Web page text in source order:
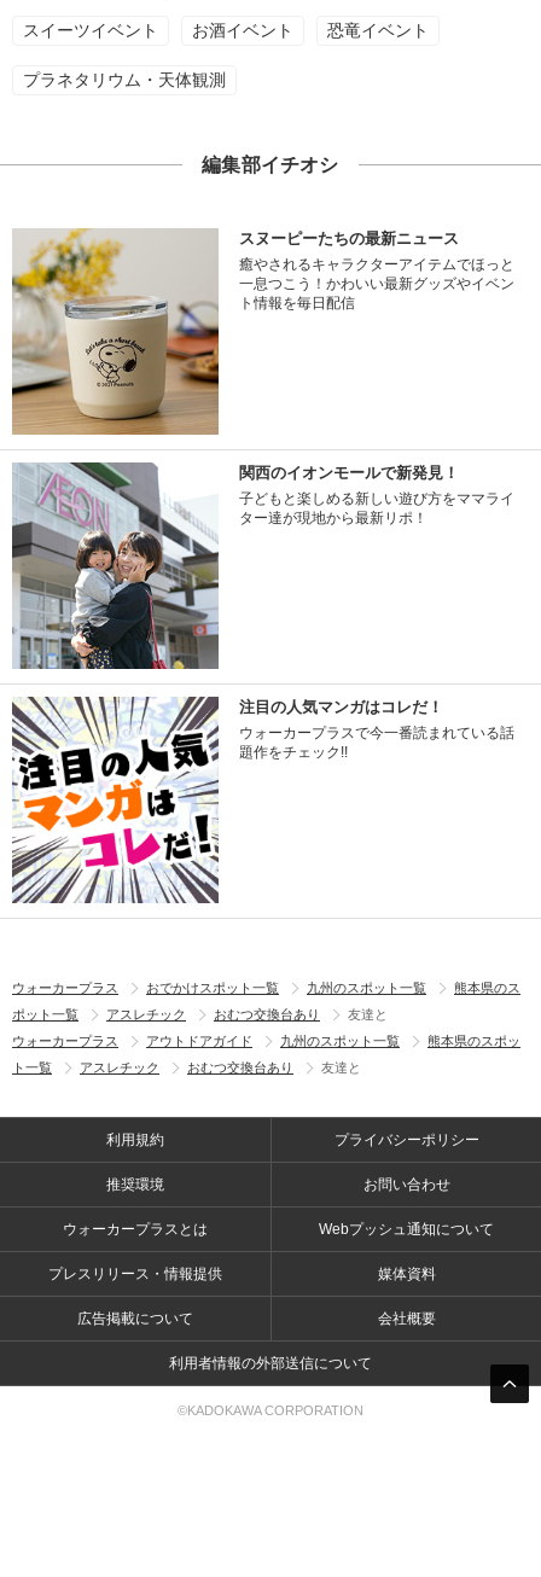
スイーツイベント お酒イベント 恐竜イベント
プラネタリウム・天体観測
編集部イチオシ
スヌーピーたちの最新ニュース
癒やされるキャラクターアイテムでほっと
一息つこう！かわいい最新グッズやイベン
ト情報を毎日配信
関西のイオンモールで新発見！
子どもと楽しめる新しい遊び方をママライ
ター達が現地から最新リポ！
注目の人気マンガはコレだ！
ウォーカープラスで今一番読まれている話
題作をチェック!!
ウォーカープラス おでかけスポット一覧 九州のスポット一覧
熊本県のス
ポット一覧
アスレチック おむつ交換台あり
友達と
ウォーカープラス
アウトドアガイド 九州のスポット一覧
熊本県のスポッ
ト一覧
アスレチック おむつ交換台あり 友達と
利用規約 プライバシーポリシー
推奨環境 お問い合わせ
ウォーカープラスとは Webプッシュ通知について
プレスリリース・情報提供 媒体資料
広告掲載について 会社概要
利用者情報の外部送信について
©KADOKAWA CORPORATION